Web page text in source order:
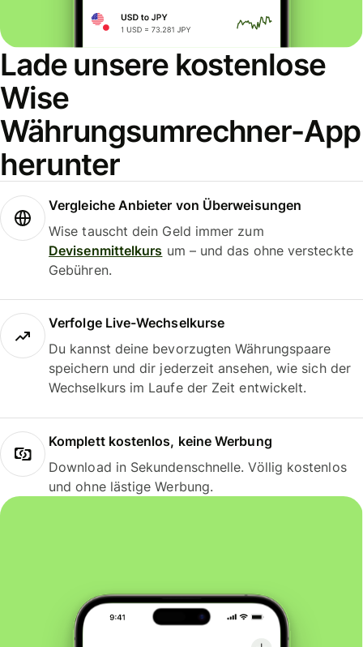
Lade unsere kostenlose
Wise
Währungsumrechner-App
herunter
Vergleiche Anbieter von Überweisungen
Wise tauscht dein Geld immer zum
Devisenmittelkurs um – und das ohne versteckte
Gebühren.
Verfolge Live-Wechselkurse
Du kannst deine bevorzugten Währungspaare
speichern und dir jederzeit ansehen, wie sich der
Wechselkurs im Laufe der Zeit entwickelt.
Komplett kostenlos, keine Werbung
Download in Sekundenschnelle. Völlig kostenlos
und ohne lästige Werbung.